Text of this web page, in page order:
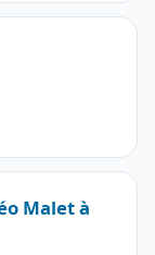
Malet à